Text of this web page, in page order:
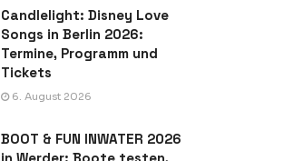
Candlelight: Disney Love
Songs in Berlin 2026:
Termine, Programm und
Tickets
6. August 2026
BOOT & FUN INWATER 2026
in Werder: Boote testen,